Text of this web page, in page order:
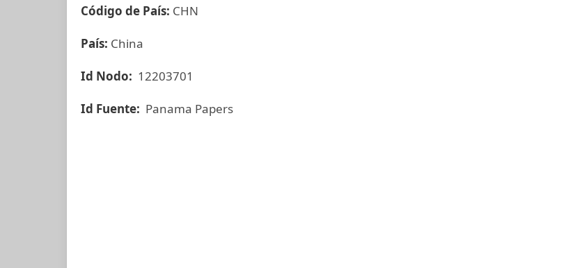
Código de País: CHN
País: China
Id Nodo: 12203701
Id Fuente: Panama Papers